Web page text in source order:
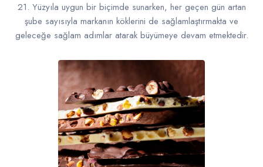
21. Yüzyıla uygun bir biçimde sunarken, her geçen gün artan
şube sayısıyla markanın köklerini de sağlamlaştırmakta ve
geleceğe sağlam adımlar atarak büyümeye devam etmektedir.